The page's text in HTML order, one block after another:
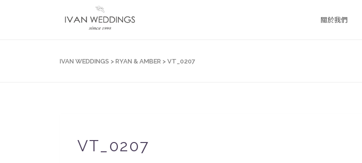
關於我們
IVAN WEDDINGS > RYAN & AMBER > VT_0207
VT_0207